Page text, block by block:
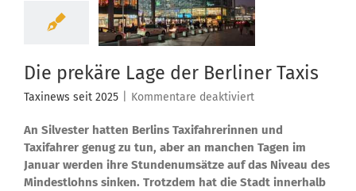
Die prekäre Lage der Berliner Taxis
Taxinews seit 2025 Kommentare deaktiviertfür
prekäre
Lage
der
Berliner
An Silvester hatten Berlins Taxifahrerinnen und
Taxifahrer genug zu tun, aber an manchen Tagen im
Januar werden ihre Stundenumsätze auf das Niveau des
Mindestlohns sinken. Trotzdem hat die Stadt innerhalb